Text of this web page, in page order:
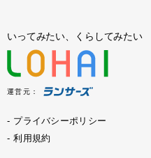
いってみたい、くらしてみたい
運営元：
プライバシーポリシー
利用規約